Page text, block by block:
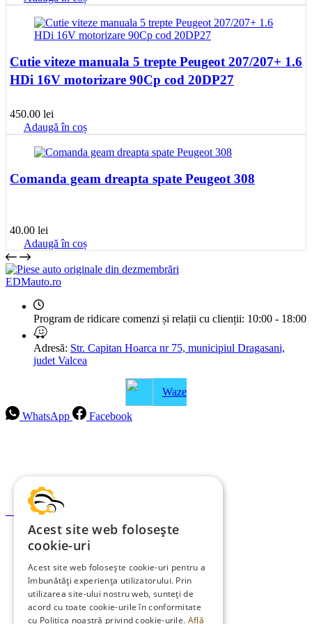
a
fost:
50.00 lei.
este:
40.00 lei.
Cutie viteze manuala 5 trepte Peugeot 207/207+ 1.6
HDi 16V motorizare 90Cp cod 20DP27
450.00 lei
Adaugă în coș
Comanda geam dreapta spate Peugeot 308
40.00 lei
Adaugă în coș
EDMauto.ro
Program de ridicare comenzi și relații cu clienții: 10:00 - 18:00
Adresă: Str. Capitan Hoarca nr 75, municipiul Dragasani,
judet Valcea
Waze
WhatsApp
Facebook
Politica de ramburs și retur
Formular de retur
Garanții
Termeni și condiții
Politica de Cookies
Acest site web folosește
cookie-uri
Acest site web folosește cookie-uri pentru a
îmbunătăți experiența utilizatorului. Prin
utilizarea site-ului nostru web, sunteți de
acord cu toate cookie-urile în conformitate
cu Politica noastră privind cookie-urile. Află